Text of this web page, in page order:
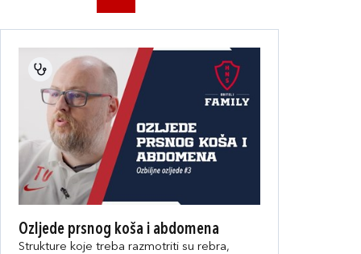
Ozljede prsnog koša i abdomena
Strukture koje treba razmotriti su rebra,